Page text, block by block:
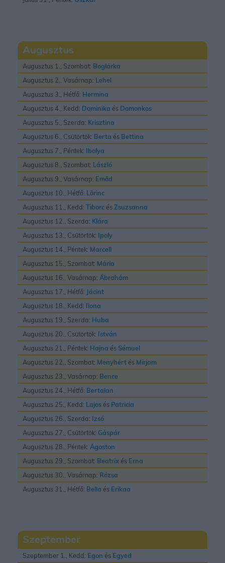
Augusztus
Augusztus 1., Szombat: Boglárka
Augusztus 2., Vasárnap: Lehel
Augusztus 3., Hétfő: Hermina
Augusztus 4., Kedd: Dominika és Domonkos
Augusztus 5., Szerda: Krisztina
Augusztus 6., Csütörtök: Berta és Bettina
Augusztus 7., Péntek: Ibolya
Augusztus 8., Szombat: László
Augusztus 9., Vasárnap: Emõd
Augusztus 10., Hétfő: Lõrinc
Augusztus 11., Kedd: Tiborc ésZsuzsanna
Augusztus 12., Szerda: Klára
Augusztus 13., Csütörtök: Ipoly
Augusztus 14., Péntek: Marcell
Augusztus 15., Szombat: Mária
Augusztus 16., Vasárnap: Ábrahám
Augusztus 17., Hétfő: Jácint
Augusztus 18., Kedd: Ilona
Augusztus 19., Szerda: Huba
Augusztus 20., Csütörtök: István
Augusztus 21., Péntek: Hajna és Sémuel
Augusztus 22., Szombat: Menyhért és Mirjam
Augusztus 23., Vasárnap: Bence
Augusztus 24., Hétfő: Bertalan
Augusztus 25., Kedd: Lajos és Patricia
Augusztus 26., Szerda: Izsó
Augusztus 27., Csütörtök: Gáspár
Augusztus 28., Péntek: Ágoston
Augusztus 29., Szombat: Beatrix és Erna
Augusztus 30., Vasárnap: Rózsa
Augusztus 31., Hétfő: Bella és Erikaa
Szeptember
Szeptember 1., Kedd: Egon és Egyed